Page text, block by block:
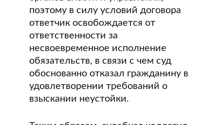
поэтому в силу условий договора
ответчик освобождается от
ответственности за
несвоевременное исполнение
обязательств, в связи с чем суд
обоснованно отказал гражданину в
удовлетворении требований о
взыскании неустойки.